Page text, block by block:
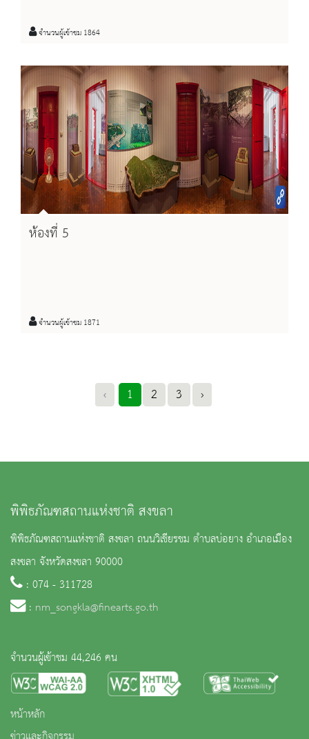
จำนวนผู้เข้าชม 1864
ห้องที่ 5
จำนวนผู้เข้าชม 1871
‹ 1 2 3 ›
พิพิธภัณฑสถานแห่งชาติ สงขลา
พิพิธภัณฑสถานแห่งชาติ สงขลา ถนนวิเชียรชม ตำบลบ่อยาง อำเภอเมือง
สงขลา จังหวัดสงขลา 90000
: 074 - 311728
: nm_songkla@finearts.go.th
จำนวนผู้เข้าชม 44,246 คน
หน้าหลัก